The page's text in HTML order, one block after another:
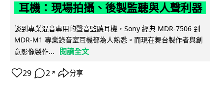
耳機：現場拍攝、後製監聽與人聲利器
談到專業混音專用的聲音監聽耳機，Sony 經典 MDR-7506 到
MDR-M1 專業錄音室耳機都為人熟悉。而現在舞台製作者與創
意影像製作...
閱讀全文
29 2 ↗ 分享